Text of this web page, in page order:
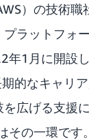
）の技術職
プラットフォ
年1月に開設
的なキャリ
広げる支援
その一環です